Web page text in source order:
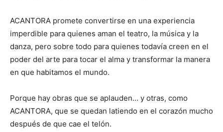
ACANTORA promete convertirse en una experiencia
imperdible para quienes aman el teatro, la música y la
danza, pero sobre todo para quienes todavía creen en el
poder del arte para tocar el alma y transformar la manera
en que habitamos el mundo.
Porque hay obras que se aplauden… y otras, como
ACANTORA, que se quedan latiendo en el corazón mucho
después de que cae el telón.